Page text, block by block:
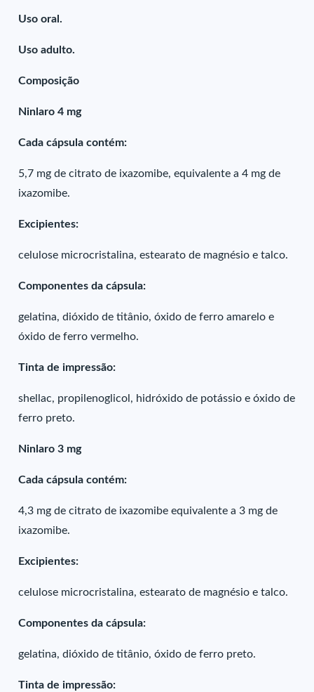
Uso oral.
Uso adulto.
Composição
Ninlaro 4 mg
Cada cápsula contém:
5,7 mg de citrato de ixazomibe, equivalente a 4 mg de
ixazomibe.
Excipientes:
celulose microcristalina, estearato de magnésio e talco.
Componentes da cápsula:
gelatina, dióxido de titânio, óxido de ferro amarelo e
óxido de ferro vermelho.
Tinta de impressão:
shellac, propilenoglicol, hidróxido de potássio e óxido de
ferro preto.
Ninlaro 3 mg
Cada cápsula contém:
4,3 mg de citrato de ixazomibe equivalente a 3 mg de
ixazomibe.
Excipientes:
celulose microcristalina, estearato de magnésio e talco.
Componentes da cápsula:
gelatina, dióxido de titânio, óxido de ferro preto.
Tinta de impressão: